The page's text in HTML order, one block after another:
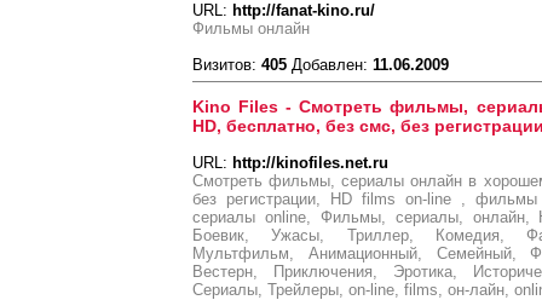
URL: http://fanat-kino.ru/
Фильмы онлайн
Визитов: 405 Добавлен: 11.06.2009
Kino Files - Смотреть фильмы,
HD, бесплатно, без смс, без
URL: http://kinofiles.net.ru
Смотреть фильмы, сериалы онлайн в
без регистрации, HD films on-line ,
сериалы online, Фильмы, сериалы, онлайн,
Боевик, Ужасы, Триллер, Комедия,
Мультфильм, Анимационный, Cемейный,
Вестерн, Приключения, Эротика,
Сериалы, Трейлеры, on-line, films, он-лайн,